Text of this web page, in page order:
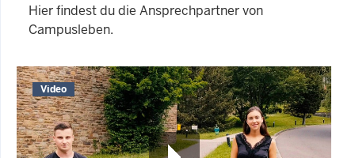
Hier findest du die Ansprechpartner von
Campusleben.
Video